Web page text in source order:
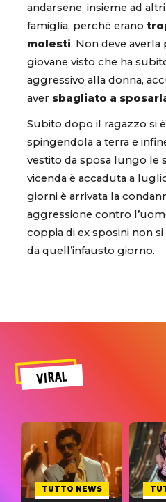
andarsene, insieme ad
famiglia, perché erano
molesti. Non deve
giovane visto che ha
aggressivo alla donna,
aver sbagliato a
Subito dopo il ragazzo si
spingendola a terra e
vestito da sposa lungo le
vicenda è accaduta a
giorni è arrivata la
aggressione contro
coppia di ex sposini non
da quell’infausto giorno.
VIRAL
TUTTO NEWS